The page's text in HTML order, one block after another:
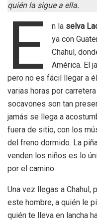
quién la sigue a ella.
E n la selva
ya con
Chahul,
América. El
pero no es fácil llegar a
varias horas por
socavones son tan
jamás se llega a
fuera de sitio, con los
del freno dormido. La
venden los niños es lo
por el camino.
Una vez llegas a Chahul,
este hombre, a quién le
quién te lleva en lancha